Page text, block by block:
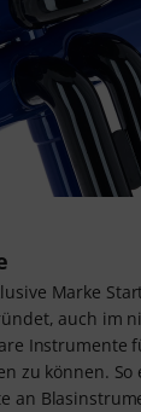
Marke
auch im
Instrumente
zu können.
an